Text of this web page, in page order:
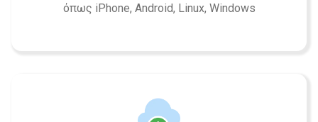
όπως iPhone, Android, Linux, Windows